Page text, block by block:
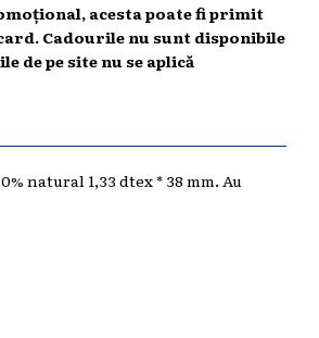
acesta poate fi primit
Cadourile nu sunt disponibile
de pe site nu se aplică
natural 1,33 dtex * 38 mm. Au